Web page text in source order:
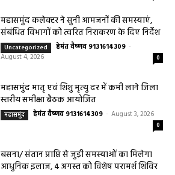
महासमुंद कलेक्टर ने सुनी आमजनों की समस्याएं,
संबंधित विभागों को त्वरित निराकरण के दिए निर्देश
Uncategorized हेमंत वैष्णव 9131614309 -
August 4, 2026
0
महासमुंद मातृ एवं शिशु मृत्यु दर में कमी लाने जिला
स्तरीय समीक्षा बैठक आयोजित
महासमुंद हेमंत वैष्णव 9131614309 - August 3, 2026
0
बसना/ संतान प्राप्ति से जुड़ी समस्याओं का मिलेगा
आधुनिक इलाज, 4 अगस्त को विशेष परामर्श शिविर